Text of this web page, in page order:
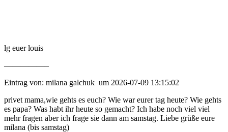
lg euer louis
—————–
Eintrag von: milana galchuk um 2026-07-09 13:15:02
privet mama,wie gehts es euch? Wie war eurer tag heute? Wie gehts
es papa? Was habt ihr heute so gemacht? Ich habe noch viel viel
mehr fragen aber ich frage sie dann am samstag. Liebe grüße eure
milana (bis samstag)